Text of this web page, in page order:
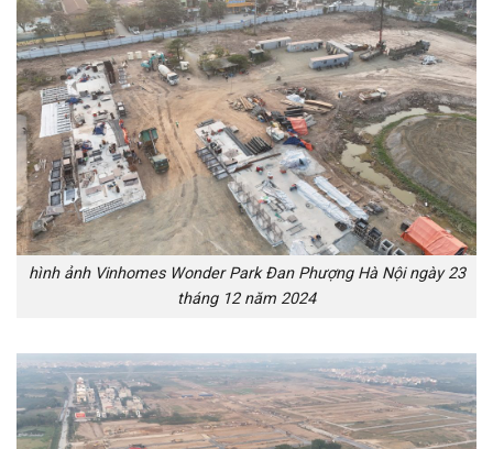
hình ảnh Vinhomes Wonder Park Đan Phượng Hà Nội ngày 23
tháng 12 năm 2024